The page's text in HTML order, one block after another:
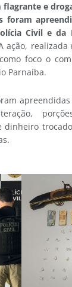
e
foram
Civil e da
ação, realizada
foco o
Parnaíba.